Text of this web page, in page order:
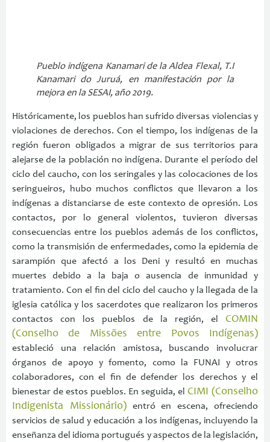
Pueblo indígena Kanamari de la Aldea Flexal, T.I
Kanamari do Juruá, en manifestación por la
mejora en la SESAI, año 2019.
Históricamente, los pueblos han sufrido diversas violencias y
violaciones de derechos. Con el tiempo, los indígenas de la
región fueron obligados a migrar de sus territorios para
alejarse de la población no indígena. Durante el período del
ciclo del caucho, con los seringales y las colocaciones de los
seringueiros, hubo muchos conflictos que llevaron a los
indígenas a distanciarse de este contexto de opresión. Los
contactos, por lo general violentos, tuvieron diversas
consecuencias entre los pueblos además de los conflictos,
como la transmisión de enfermedades, como la epidemia de
sarampión que afectó a los Deni y resultó en muchas
muertes debido a la baja o ausencia de inmunidad y
tratamiento. Con el fin del ciclo del caucho y la llegada de la
iglesia católica y los sacerdotes que realizaron los primeros
contactos con los pueblos de la región, el COMIN
(Conselho de Missões entre Povos Indígenas)
estableció una relación amistosa, buscando involucrar
órganos de apoyo y fomento, como la FUNAI y otros
colaboradores, con el fin de defender los derechos y el
bienestar de estos pueblos. En seguida, el CIMI (Conselho
Indigenista Missionário)entró en escena, ofreciendo
servicios de salud y educación a los indígenas, incluyendo la
enseñanza del idioma portugués y aspectos de la legislación,